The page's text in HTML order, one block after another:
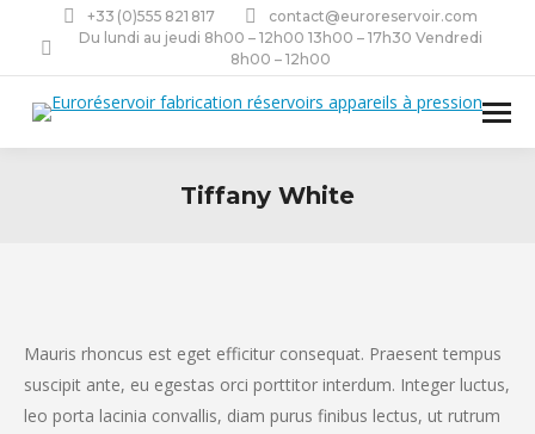
+33 (0)555 821 817
contact@euroreservoir.com
Du lundi au jeudi 8h00 – 12h00 13h00 – 17h30 Vendredi
8h00 – 12h00
Tiffany White
Mauris rhoncus est eget efficitur consequat. Praesent tempus
suscipit ante, eu egestas orci porttitor interdum. Integer luctus,
leo porta lacinia convallis, diam purus finibus lectus, ut rutrum